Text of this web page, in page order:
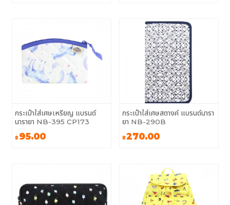
กระเป๋าใส่เศษเหรียญ แบรนด์
นารายา NB-395 CP173
฿ 95.00
กระเป๋าใส่เศษสตางค์ แบรนด์นารา
ยา NB-290B
฿270.00